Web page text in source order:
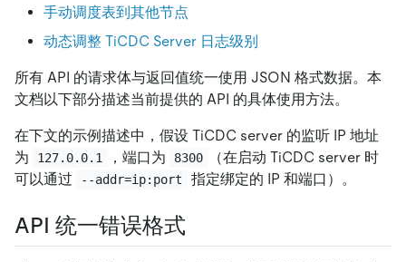
手动调度表到其他节点
动态调整 TiCDC Server 日志级别
所有 API 的请求体与返回值统一使用 JSON 格式数据。本
文档以下部分描述当前提供的 API 的具体使用方法。
在下文的示例描述中，假设 TiCDC server 的监听 IP 地址
为
127.0.0.1 ，端口为 8300
（在启动 TiCDC server 时
可以通过
--addr=ip:port 指定绑定的 IP 和端口）。
API 统一错误格式